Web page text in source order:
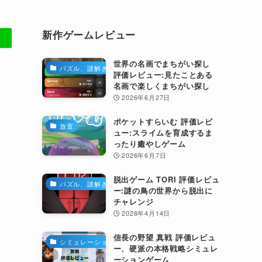
新作ゲームレビュー
パズル、謎解き
世界の名画でまちがい探し
評価レビュー:見たことある
名画で楽しくまちがい探し
2026年6月27日
放置
ポケットすらいむ 評価レビ
ュー:スライムを育成するま
ったり癒やしゲーム
2026年6月7日
パズル、謎解き
脱出ゲーム TORI 評価レビュ
ー:謎の鳥の世界から脱出に
チャレンジ
2026年4月14日
シミュレーション信長の野望 真戦 評価レビュ
ー、硬派の本格戦略シミュレ
ーションゲーム